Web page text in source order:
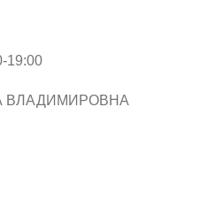
19:00
ВЛАДИМИРОВНА